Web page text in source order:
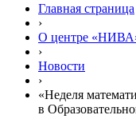
Главная страница
›
О центре
›
Новости
›
«Неделя
в